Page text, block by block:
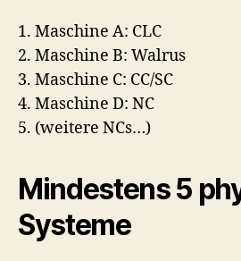
1. Maschine A: CLC
2. Maschine B: Walrus
3. Maschine C: CC/SC
4. Maschine D: NC
5. (weitere NCs…)
Mindestens 5
Systeme